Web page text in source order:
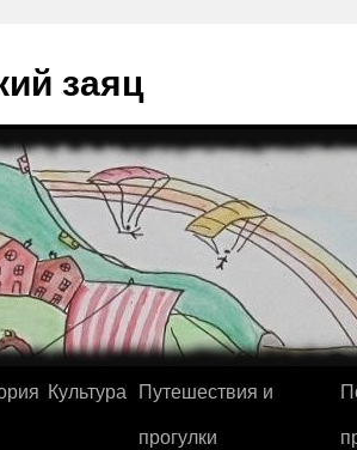
заяц
Культура Путешествия и
прогулки